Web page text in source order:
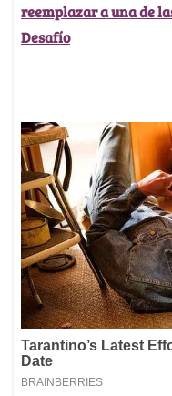
reemplazar a una de
Desafío